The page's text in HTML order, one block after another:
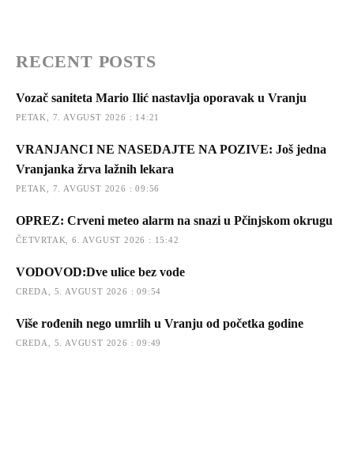
RECENT POSTS
Vozač saniteta Mario Ilić nastavlja oporavak u Vranju
PETAK, 7. AVGUST 2026 : 14:21
VRANJANCI NE NASEDAJTE NA POZIVE: Još jedna
Vranjanka žrva lažnih lekara
PETAK, 7. AVGUST 2026 : 09:56
OPREZ: Crveni meteo alarm na snazi u Pčinjskom okrugu
ČETVRTAK, 6. AVGUST 2026 : 15:42
VODOVOD:Dve ulice bez vode
CREDA, 5. AVGUST 2026 : 09:54
Više rođenih nego umrlih u Vranju od početka godine
CREDA, 5. AVGUST 2026 : 09:49